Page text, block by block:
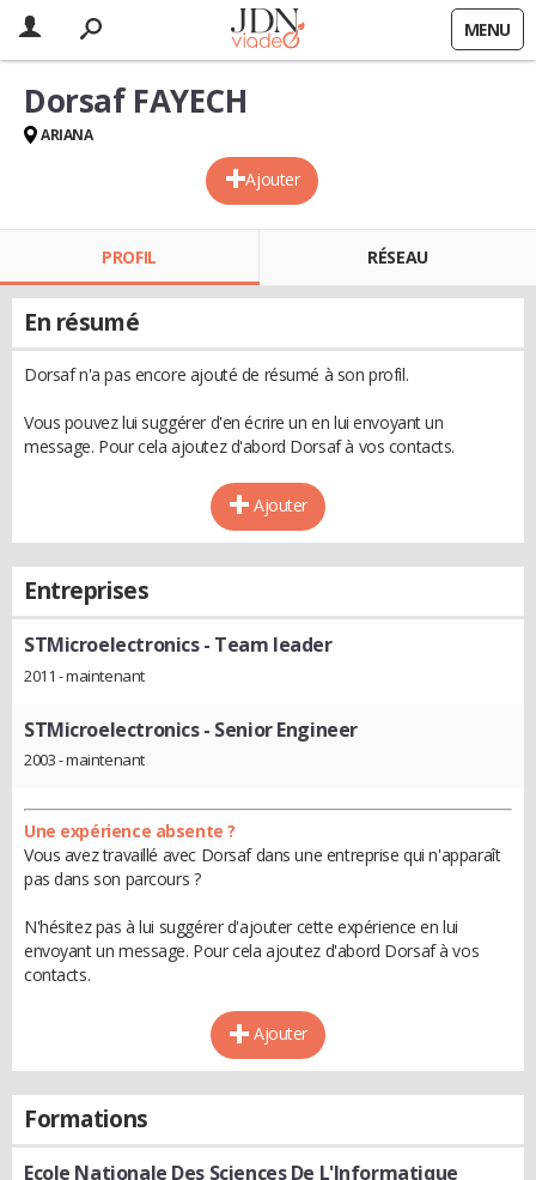
MENU
Ajouter
Dorsaf FAYECH
ARIANA
PROFIL RÉSEAU
En résumé
Dorsaf n'a pas encore ajouté de résumé à son profil.
Vous pouvez lui suggérer d'en écrire un en lui envoyant un
message. Pour cela ajoutez d'abord Dorsaf à vos contacts.
Ajouter
Entreprises
STMicroelectronics- Team leader
2011 - maintenant
STMicroelectronics- Senior Engineer
2003 - maintenant
Une expérience absente ?
Vous avez travaillé avec Dorsaf dans une entreprise qui n'apparaît
pas dans son parcours ?
N'hésitez pas à lui suggérer d'ajouter cette expérience en lui
envoyant un message. Pour cela ajoutez d'abord Dorsaf à vos
contacts.
Ajouter
Formations
Ecole Nationale Des Sciences De L'Informatique